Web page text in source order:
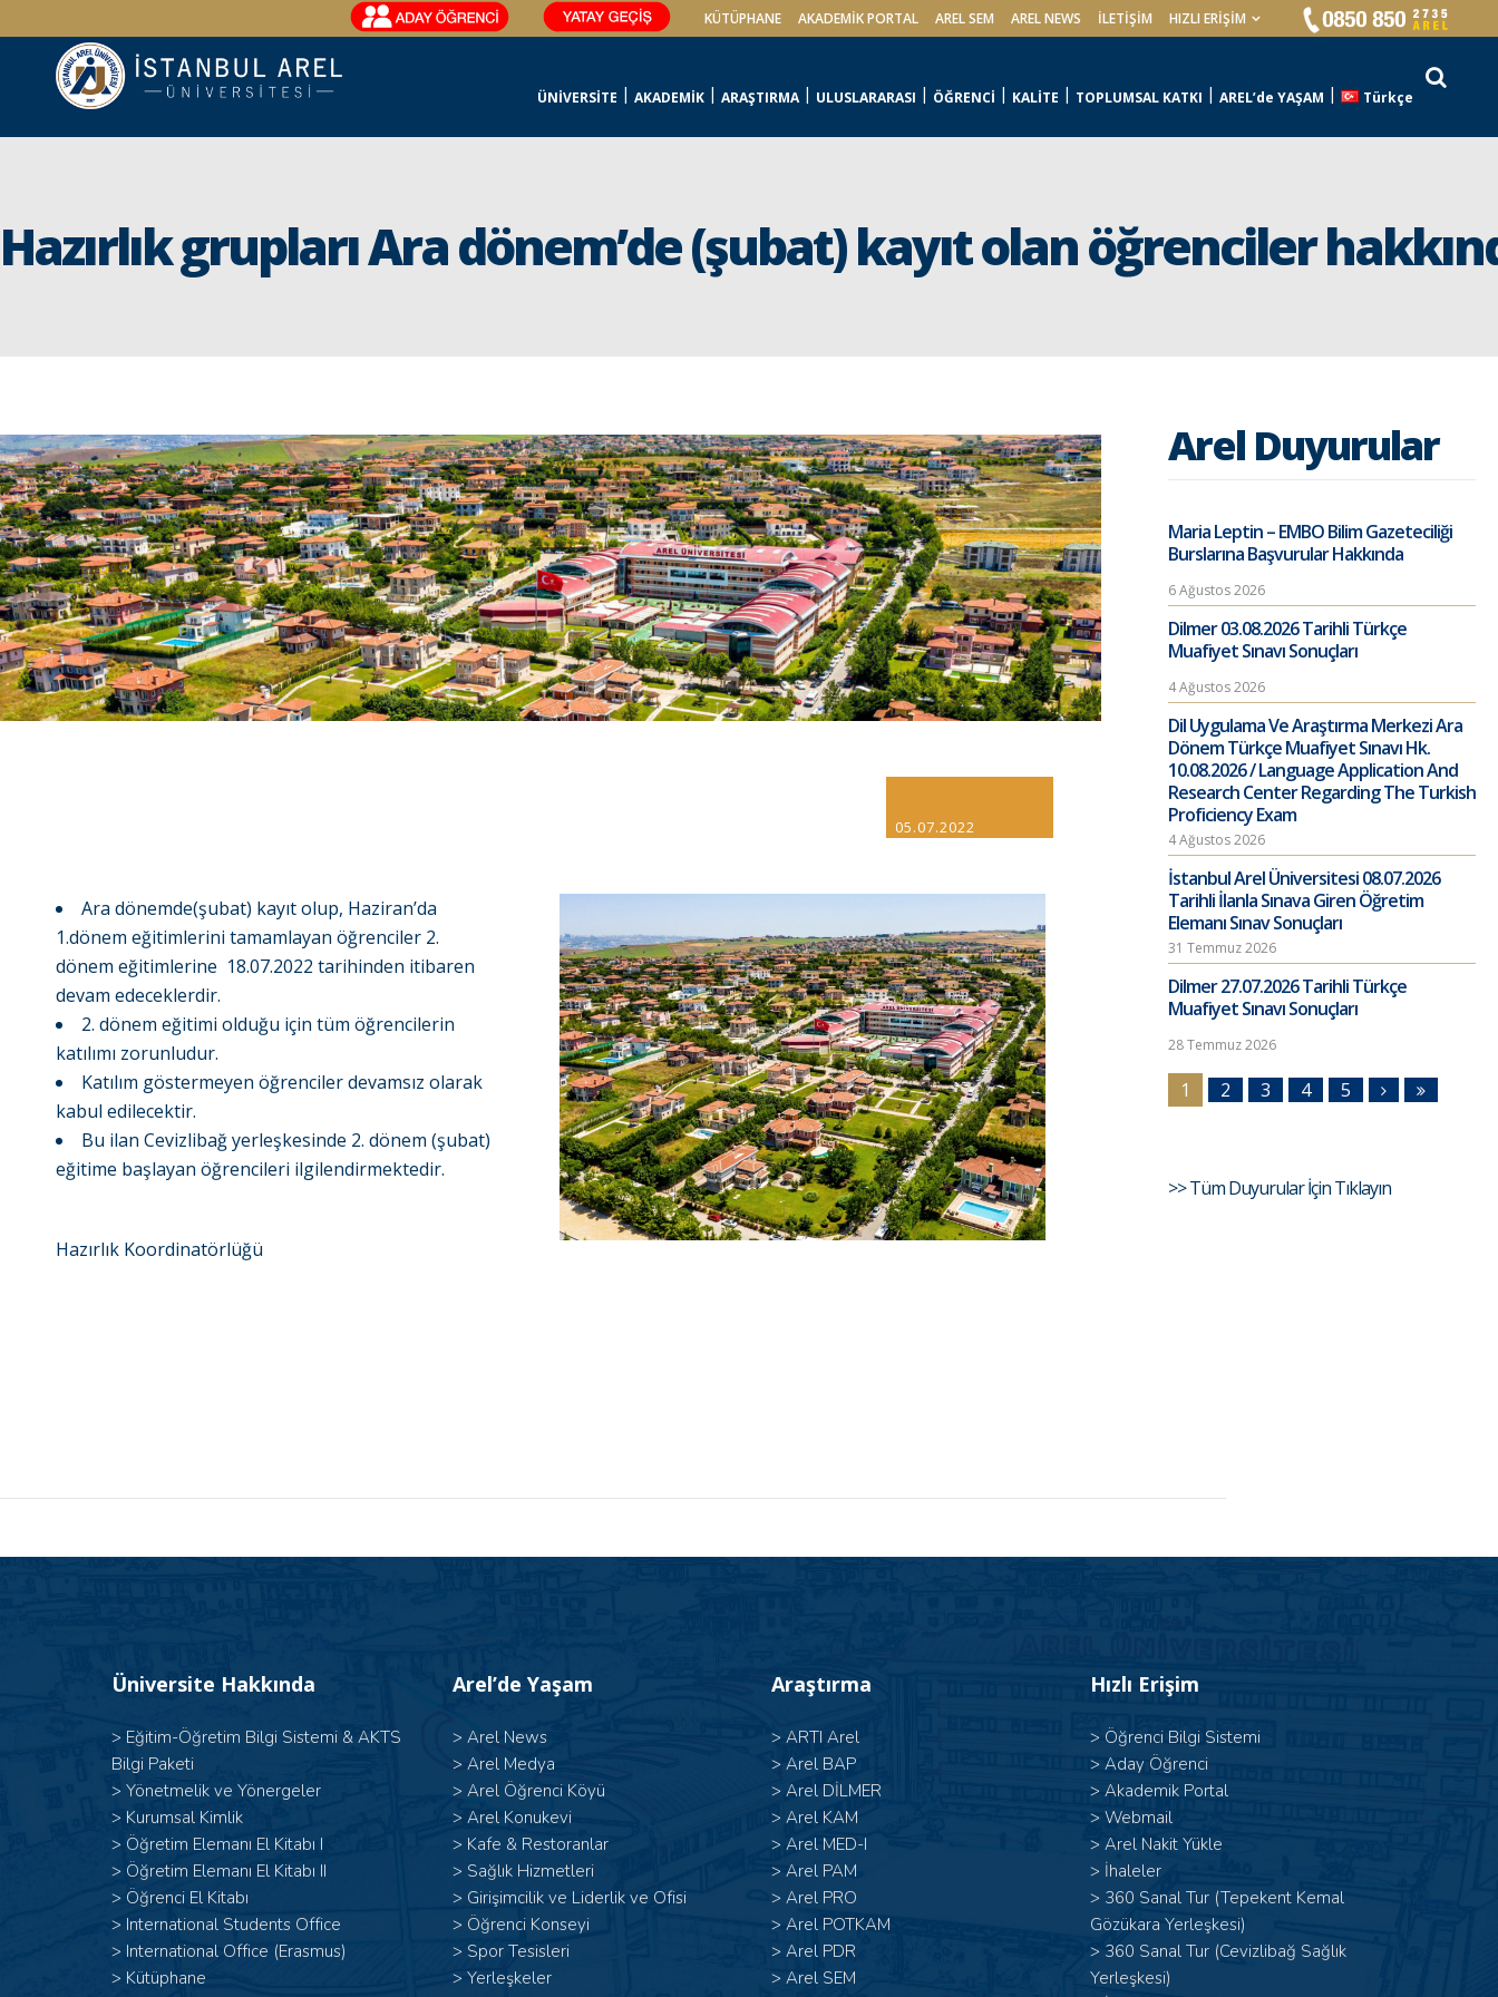
KÜTÜPHANE AKADEMİK PORTAL AREL SEM AREL NEWS İLETIŞIM HIZLI ERİŞİM
ÜNİVERSİTE AKADEMİK ARAŞTIRMA ULUSLARARASI ÖĞRENCİ KALİTE TOPLUMSAL KATKI AREL’de YAŞAM Türkçe
Hazırlık grupları Ara dönem’de (şubat) kayıt olan öğrenciler
05.07.2022
Ara dönemde(şubat) kayıt olup, Haziran’da
1.dönem eğitimlerini tamamlayan öğrenciler 2.
dönem eğitimlerine 18.07.2022 tarihinden itibaren
devam edeceklerdir.
2. dönem eğitimi olduğu için tüm öğrencilerin
katılımı zorunludur.
Katılım göstermeyen öğrenciler devamsız olarak
kabul edilecektir.
Bu ilan Cevizlibağ yerleşkesinde 2. dönem (şubat)
eğitime başlayan öğrencileri ilgilendirmektedir.
Hazırlık Koordinatörlüğü
Arel Duyurular
Maria Leptin – EMBO Bilim Gazeteciliği
Burslarına Başvurular Hakkında
6 Ağustos 2026
Dilmer 03.08.2026 Tarihli Türkçe
Muafiyet Sınavı Sonuçları
4 Ağustos 2026
Dil Uygulama Ve Araştırma Merkezi Ara
Dönem Türkçe Muafiyet Sınavı Hk.
10.08.2026 / Language Application And
Research Center Regarding The Turkish
Proficiency Exam
4 Ağustos 2026
İstanbul Arel Üniversitesi 08.07.2026
Tarihli İlanla Sınava Giren Öğretim
Elemanı Sınav Sonuçları
31 Temmuz 2026
Dilmer 27.07.2026 Tarihli Türkçe
Muafiyet Sınavı Sonuçları
28 Temmuz 2026
1 2 3 4 5
>> Tüm Duyurular İçin Tıklayın
Üniversite Hakkında
> Eğitim-Öğretim Bilgi Sistemi & AKTS
Bilgi Paketi
> Yönetmelik ve Yönergeler
> Kurumsal Kimlik
> Öğretim Elemanı El Kitabı I
> Öğretim Elemanı El Kitabı II
> Öğrenci El Kitabı
> International Students Office
> International Office (Erasmus)
> Kütüphane
Arel’de Yaşam
> Arel News
> Arel Medya
> Arel Öğrenci Köyü
> Arel Konukevi
> Kafe & Restoranlar
> Sağlık Hizmetleri
> Girişimcilik ve Liderlik ve Ofisi
> Öğrenci Konseyi
> Spor Tesisleri
> Yerleşkeler
Araştırma
> ARTI Arel
> Arel BAP
> Arel DİLMER
> Arel KAM
> Arel MED-I
> Arel PAM
> Arel PRO
> Arel POTKAM
> Arel PDR
> Arel SEM
Hızlı Erişim
> Öğrenci Bilgi Sistemi
> Aday Öğrenci
> Akademik Portal
> Webmail
> Arel Nakit Yükle
> İhaleler
> 360 Sanal Tur (Tepekent Kemal
Gözükara Yerleşkesi)
> 360 Sanal Tur (Cevizlibağ Sağlık
Yerleşkesi)